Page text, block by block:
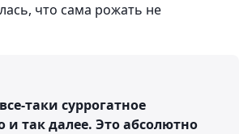
что сама рожать не
таки суррогатное
и так далее. Это абсолютно